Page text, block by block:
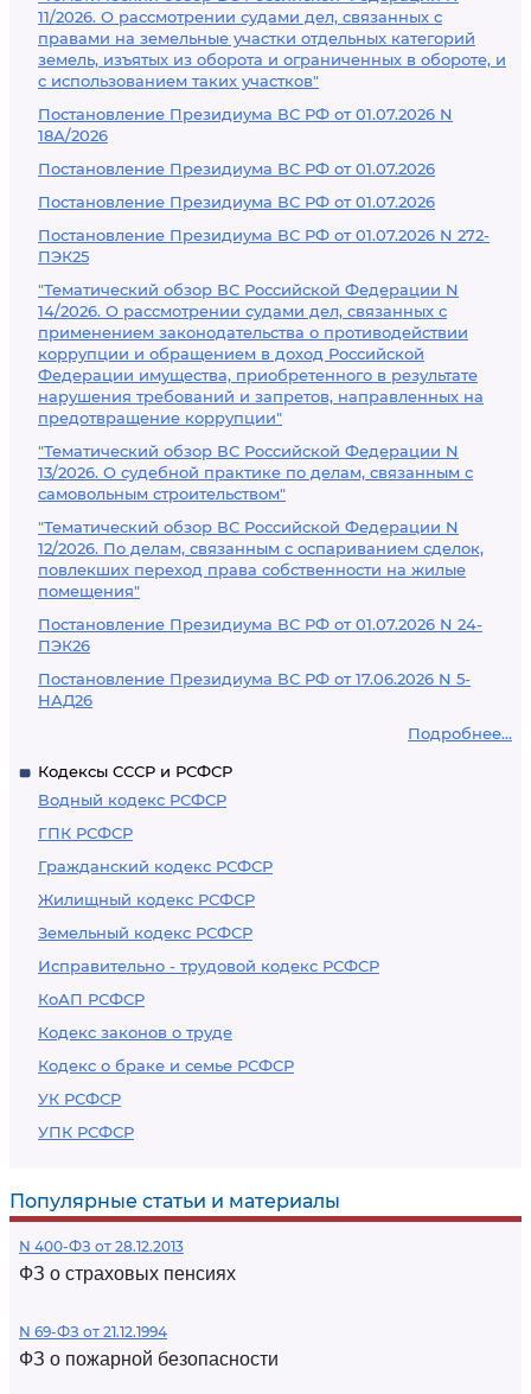
11/2026. О рассмотрении судами дел, связанных с
правами на земельные участки отдельных категорий
земель, изъятых из оборота и ограниченных в обороте, и
с использованием таких участков"
Постановление Президиума ВС РФ от 01.07.2026 N
18А/2026
Постановление Президиума ВС РФ от 01.07.2026
Постановление Президиума ВС РФ от 01.07.2026
Постановление Президиума ВС РФ от 01.07.2026 N 272-
ПЭК25
"Тематический обзор ВС Российской Федерации N
14/2026. О рассмотрении судами дел, связанных с
применением законодательства о противодействии
коррупции и обращением в доход Российской
Федерации имущества, приобретенного в результате
нарушения требований и запретов, направленных на
предотвращение коррупции"
"Тематический обзор ВС Российской Федерации N
13/2026. О судебной практике по делам, связанным с
самовольным строительством"
"Тематический обзор ВС Российской Федерации N
12/2026. По делам, связанным с оспариванием сделок,
повлекших переход права собственности на жилые
помещения"
Постановление Президиума ВС РФ от 01.07.2026 N 24-
ПЭК26
Постановление Президиума ВС РФ от 17.06.2026 N 5-
НАД26
Подробнее...
Кодексы СССР и РСФСР
Водный кодекс РСФСР
ГПК РСФСР
Гражданский кодекс РСФСР
Жилищный кодекс РСФСР
Земельный кодекс РСФСР
Исправительно - трудовой кодекс РСФСР
КоАП РСФСР
Кодекс законов о труде
Кодекс о браке и семье РСФСР
УК РСФСР
УПК РСФСР
Популярные статьи и материалы
N 400-ФЗ от 28.12.2013
ФЗ о страховых пенсиях
N 69-ФЗ от 21.12.1994
ФЗ о пожарной безопасности